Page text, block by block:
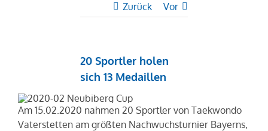
Zurück Vor
20 Sportler holen
sich 13 Medaillen
Am 15.02.2020 nahmen 20 Sportler von Taekwondo
Vaterstetten am größten Nachwuchsturnier Bayerns,